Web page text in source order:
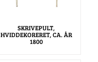
SKRIVEPULT,
HVIDDEKORERET, CA. ÅR
1800